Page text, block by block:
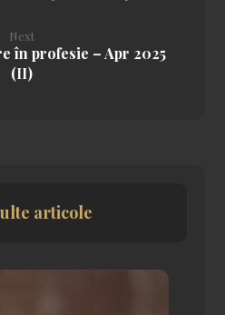
Next
în profesie – Apr 2025
(II)
articole